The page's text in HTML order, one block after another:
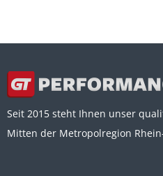
Seit 2015 steht Ihnen unser
Mitten der Metropolregion